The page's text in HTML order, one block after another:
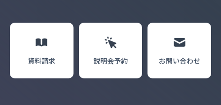
資料請求 説明会予約 お問い合わせ